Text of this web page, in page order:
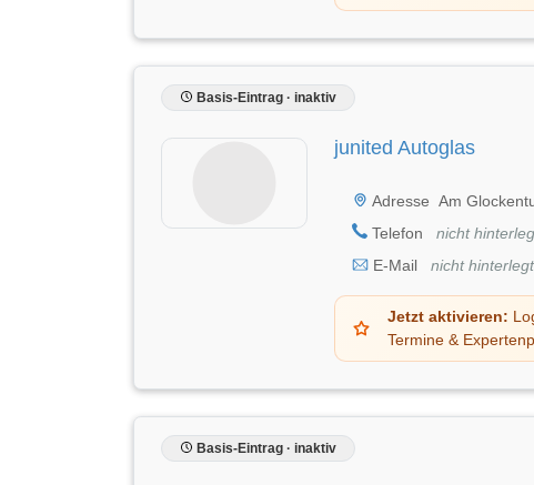
Basis-Eintrag · inaktiv
junited Autoglas
Adresse Am
Telefon
nicht
E-Mail
nicht hinterlegt
Jetzt aktivieren:
Termine &
Basis-Eintrag · inaktiv